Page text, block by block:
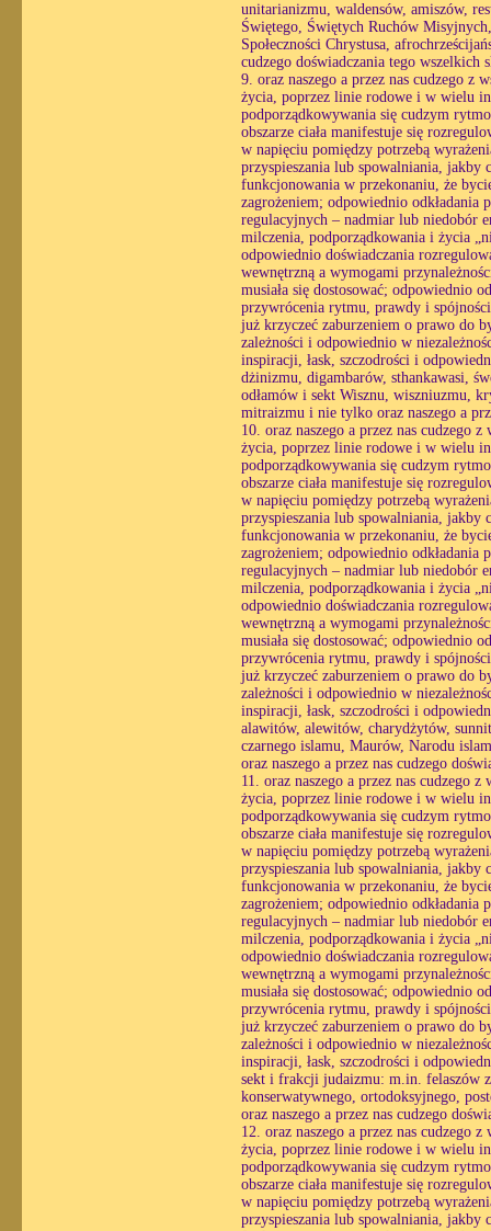
unitarianizmu, waldensów, amiszów,
Świętego, Świętych Ruchów
Społeczności Chrystusa,
cudzego doświadczania tego wszelkich
9. oraz naszego a przez nas cudzego
życia, poprzez linie rodowe i w wielu
podporządkowywania się cudzym
obszarze ciała manifestuje się
w napięciu pomiędzy potrzebą
przyspieszania lub spowalniania, jakby
funkcjonowania w przekonaniu, że
zagrożeniem; odpowiednio odkładania
regulacyjnych – nadmiar lub niedobór
milczenia, podporządkowania i życia
odpowiednio doświadczania
wewnętrzną a wymogami
musiała się dostosować; odpowiednio
przywrócenia rytmu, prawdy i
już krzyczeć zaburzeniem o prawo do
zależności i odpowiednio w
inspiracji, łask, szczodrości i
dżinizmu, digambarów, sthankawasi,
odłamów i sekt Wisznu, wiszniuzmu,
mitraizmu i nie tylko oraz naszego a
10. oraz naszego a przez nas cudzego
życia, poprzez linie rodowe i w wielu
podporządkowywania się cudzym
obszarze ciała manifestuje się
w napięciu pomiędzy potrzebą
przyspieszania lub spowalniania, jakby
funkcjonowania w przekonaniu, że
zagrożeniem; odpowiednio odkładania
regulacyjnych – nadmiar lub niedobór
milczenia, podporządkowania i życia
odpowiednio doświadczania
wewnętrzną a wymogami
musiała się dostosować; odpowiednio
przywrócenia rytmu, prawdy i
już krzyczeć zaburzeniem o prawo do
zależności i odpowiednio w
inspiracji, łask, szczodrości i
alawitów, alewitów, charydżytów,
czarnego islamu, Maurów, Narodu
oraz naszego a przez nas cudzego
11. oraz naszego a przez nas cudzego
życia, poprzez linie rodowe i w wielu
podporządkowywania się cudzym
obszarze ciała manifestuje się
w napięciu pomiędzy potrzebą
przyspieszania lub spowalniania, jakby
funkcjonowania w przekonaniu, że
zagrożeniem; odpowiednio odkładania
regulacyjnych – nadmiar lub niedobór
milczenia, podporządkowania i życia
odpowiednio doświadczania
wewnętrzną a wymogami
musiała się dostosować; odpowiednio
przywrócenia rytmu, prawdy i
już krzyczeć zaburzeniem o prawo do
zależności i odpowiednio w
inspiracji, łask, szczodrości i
sekt i frakcji judaizmu: m.in. felaszów
konserwatywnego, ortodoksyjnego,
oraz naszego a przez nas cudzego
12. oraz naszego a przez nas cudzego
życia, poprzez linie rodowe i w wielu
podporządkowywania się cudzym
obszarze ciała manifestuje się
w napięciu pomiędzy potrzebą
przyspieszania lub spowalniania, jakby